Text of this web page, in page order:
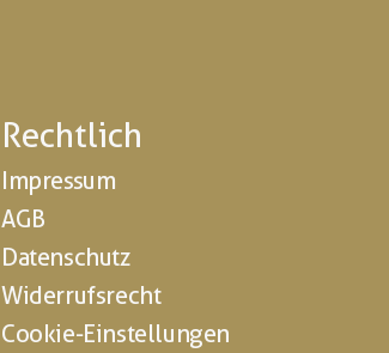
Rechtlich
Impressum
AGB
Datenschutz
Widerrufsrecht
Cookie-Einstellungen